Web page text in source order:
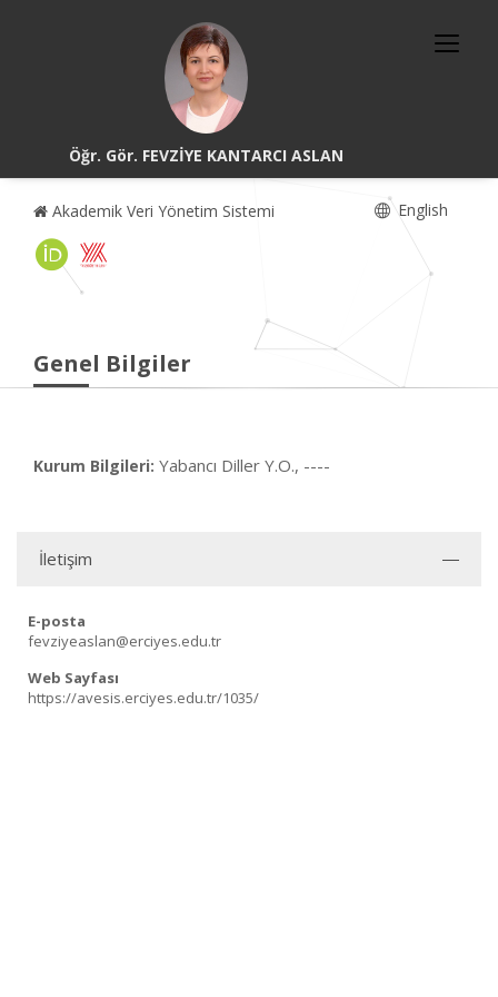
Öğr. Gör. FEVZİYE KANTARCI ASLAN
Akademik Veri Yönetim Sistemi English
Genel Bilgiler
Kurum Bilgileri: Yabancı Diller Y.O., ----
İletişim
E-posta
fevziyeaslan@erciyes.edu.tr
Web Sayfası
https://avesis.erciyes.edu.tr/1035/